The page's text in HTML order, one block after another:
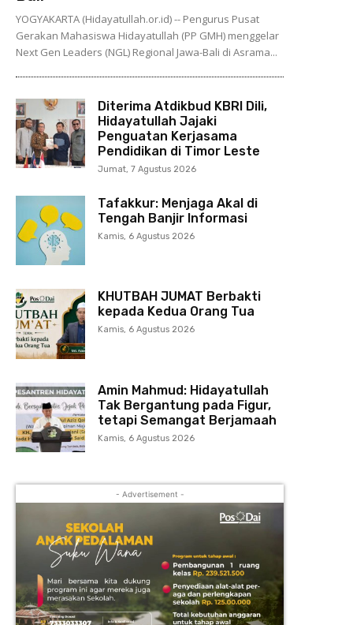
YOGYAKARTA (Hidayatullah.or.id) -- Pengurus Pusat
Gerakan Mahasiswa Hidayatullah (PP GMH) menggelar
Next Gen Leaders (NGL) Regional Jawa-Bali di Asrama...
Diterima Atdikbud KBRI Dili,
Hidayatullah Jajaki
Penguatan Kerjasama
Pendidikan di Timor Leste
Jumat, 7 Agustus 2026
Tafakkur: Menjaga Akal di
Tengah Banjir Informasi
Kamis, 6 Agustus 2026
KHUTBAH JUMAT Berbakti
kepada Kedua Orang Tua
Kamis, 6 Agustus 2026
Amin Mahmud: Hidayatullah
Tak Bergantung pada Figur,
tetapi Semangat Berjamaah
Kamis, 6 Agustus 2026
- Advertisement -